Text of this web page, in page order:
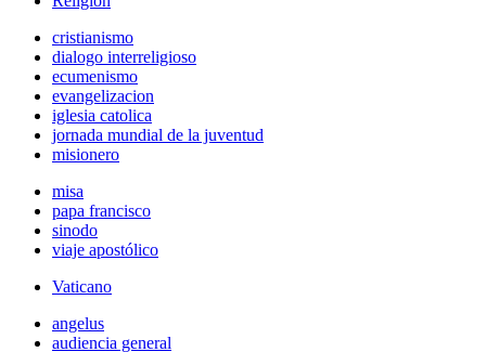
cristianismo
dialogo interreligioso
ecumenismo
evangelizacion
iglesia catolica
jornada mundial de la juventud
misionero
misa
papa francisco
sinodo
viaje apostólico
Vaticano
angelus
audiencia general